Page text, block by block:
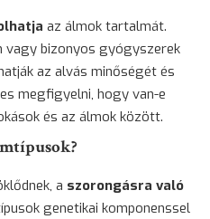
az álmok tartalmát.
vagy bizonyos gyógyszerek
az alvás minőségét és
megfigyelni, hogy van-e
és az álmok között.
a szorongásra való
genetikai komponenssel